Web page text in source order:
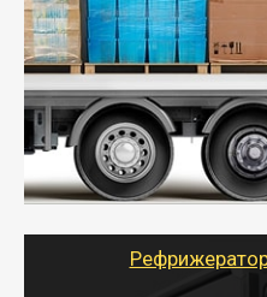
от 5000 руб.
- Экономный способ
другой город - догрузом
грузоперевозки для
дешевле.
- Тайгер Логистик
крупногабаритных и
для погрузочно-